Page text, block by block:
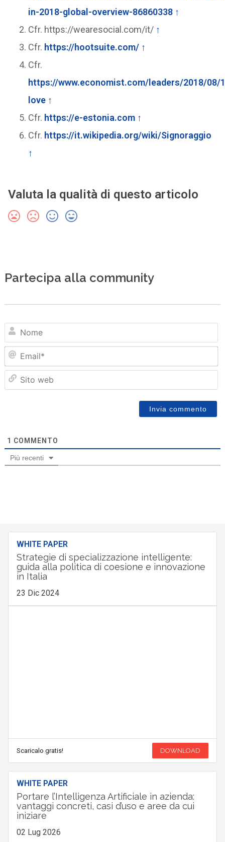
in-2018-global-overview-86860338 ↑
Cfr. https://wearesocial.com/it/ ↑
Cfr. https://hootsuite.com/ ↑
Cfr.
https://www.economist.com/leaders/2018/08/
love ↑
Cfr. https://e-estonia.com ↑
Cfr. https://it.wikipedia.org/wiki/Signoraggio
↑
Valuta la qualità di questo articolo
Partecipa alla community
1 COMMENTO
Più recenti
WHITE PAPER
Strategie di specializzazione intelligente:
guida alla politica di coesione e innovazione
in Italia
23 Dic 2024
Scaricalo gratis! DOWNLOAD
WHITE PAPER
Portare l’Intelligenza Artificiale in azienda:
vantaggi concreti, casi d’uso e aree da cui
iniziare
02 Lug 2026